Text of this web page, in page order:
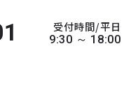
情報
受付時間/平日
9:30 ～ 18:00